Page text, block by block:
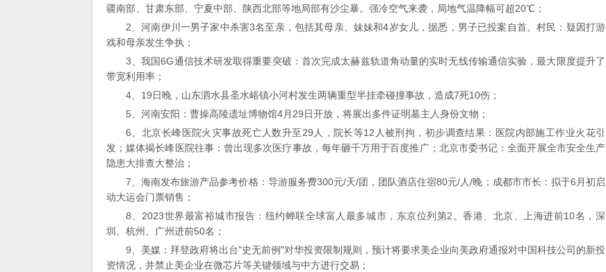
疆南部、甘肃东部、宁夏中部、陕西北部等地局部有沙尘暴。强冷空气来袭，局地气温降幅可超20℃；
2、河南伊川一男子家中杀害3名至亲，包括其母亲、妹妹和4岁女儿，据悉，男子已投案自首。村民：疑因打游
戏和母亲发生争执；
3、我国6G通信技术研发取得重要突破：首次完成太赫兹轨道角动量的实时无线传输通信实验，最大限度提升了
带宽利用率；
4、19日晚，山东泗水县圣水峪镇小河村发生两辆重型半挂牵碰撞事故，造成7死10伤；
5、河南安阳：曹操高陵遗址博物馆4月29日开放，将展出多件证明墓主人身份文物；
6、北京长峰医院火灾事故死亡人数升至29人，院长等12人被刑拘，初步调查结果：医院内部施工作业火花引
发；媒体揭长峰医院往事：曾出现多次医疗事故，每年砸千万用于百度推广；北京市委书记：全面开展全市安全生产
隐患大排查大整治；
7、海南发布旅游产品参考价格：导游服务费300元/天/团，团队酒店住宿80元/人/晚；成都市市长：拟于6月初启
动大运会门票销售；
8、2023世界最富裕城市报告：纽约蝉联全球富人最多城市，东京位列第2。香港、北京、上海进前10名，深
圳、杭州、广州进前50名；
9、美媒：拜登政府将出台"史无前例"对华投资限制规则，预计将要求美企业向美政府通报对中国科技公司的新投
资情况，并禁止美企业在微芯片等关键领域与中方进行交易；